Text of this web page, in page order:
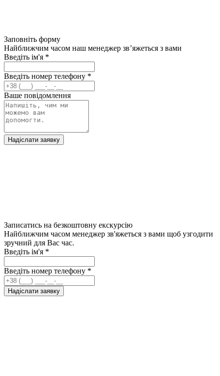
Заповніть форму
Найближчим часом наш менеджер зв’яжеться з вами
Введіть ім'я *
Введіть номер телефону *
Ваше повідомлення
Надіслати заявку
Записатись на безкоштовну екскурсію
Найближчим часом менеджер зв'яжеться з вами щоб узгодити
зручний для Вас час.
Введіть ім'я *
Введіть номер телефону *
Надіслати заявку